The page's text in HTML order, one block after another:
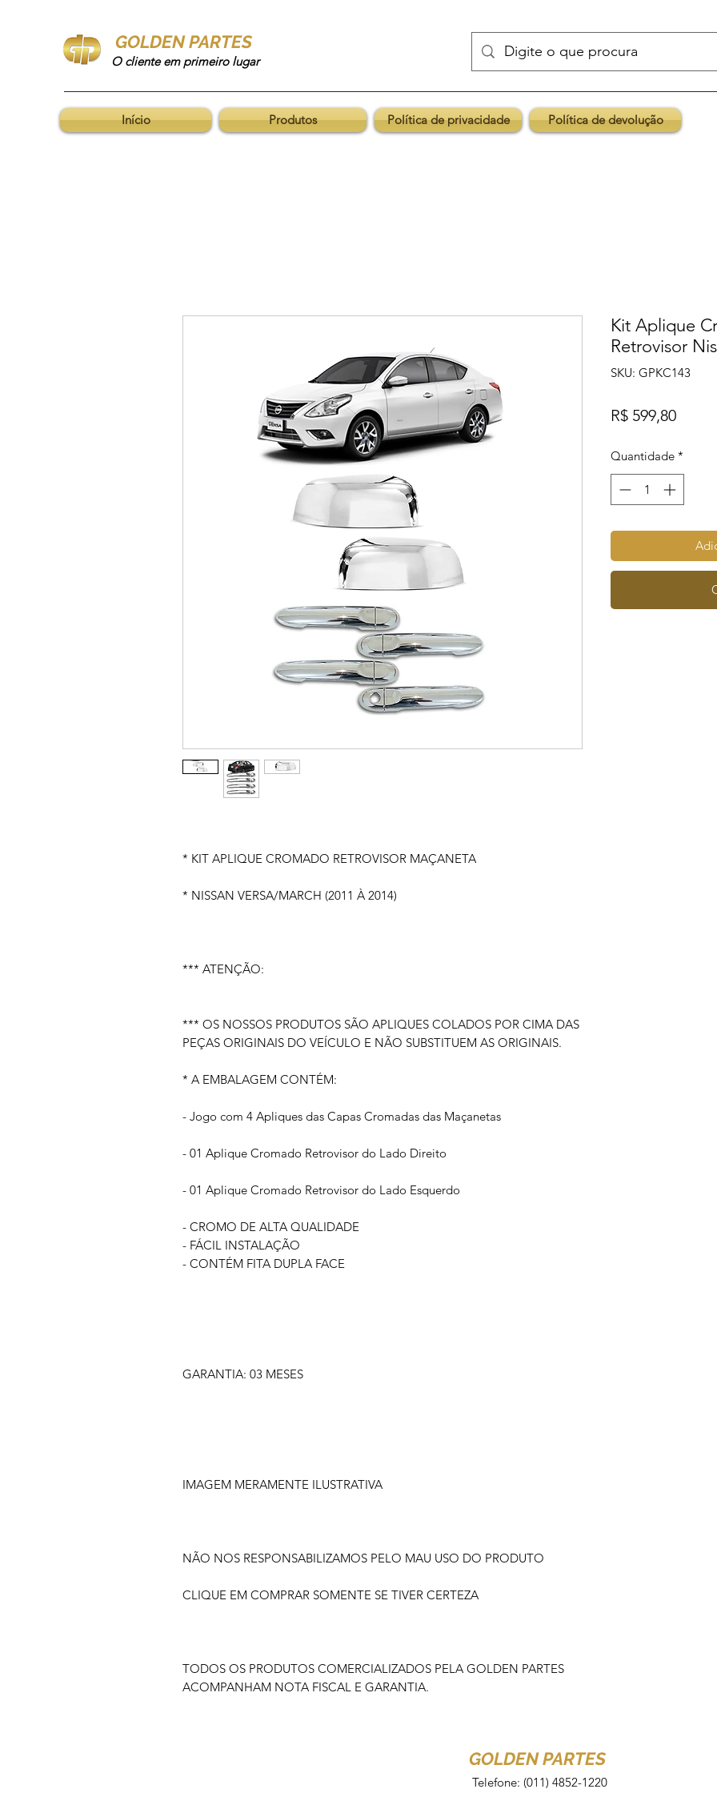
GOLDEN PARTES
O cliente em primeiro lugar
Início Produtos Política de privacidade Política de devolução
* KIT APLIQUE CROMADO RETROVISOR MAÇANETA
* NISSAN VERSA/MARCH (2011 À 2014)
*** ATENÇÃO:
*** OS NOSSOS PRODUTOS SÃO APLIQUES COLADOS POR CIMA DAS
PEÇAS ORIGINAIS DO VEÍCULO E NÃO SUBSTITUEM AS ORIGINAIS.
* A EMBALAGEM CONTÉM:
- Jogo com 4 Apliques das Capas Cromadas das Maçanetas
- 01 Aplique Cromado Retrovisor do Lado Direito
- 01 Aplique Cromado Retrovisor do Lado Esquerdo
- CROMO DE ALTA QUALIDADE
- FÁCIL INSTALAÇÃO
- CONTÉM FITA DUPLA FACE
GARANTIA: 03 MESES
IMAGEM MERAMENTE ILUSTRATIVA
NÃO NOS RESPONSABILIZAMOS PELO MAU USO DO PRODUTO
CLIQUE EM COMPRAR SOMENTE SE TIVER CERTEZA
TODOS OS PRODUTOS COMERCIALIZADOS PELA GOLDEN PARTES
ACOMPANHAM NOTA FISCAL E GARANTIA.
Kit Aplique
Retrovisor
SKU: GPKC143
R$ 599,80Preço
Quantidade *
GOLDEN PARTES
Telefone: (011) 4852-1220